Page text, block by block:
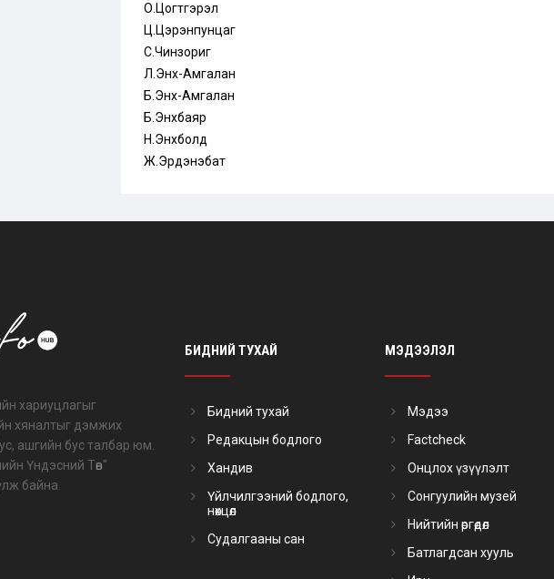
О.Цогтгэрэл
Ц.Цэрэнпунцаг
С.Чинзориг
Л.Энх-Амгалан
Б.Энх-Амгалан
Б.Энхбаяр
Н.Энхболд
Ж.Эрдэнэбат
хариуцлагыг
хяналтыг дэмжих
ашгийн бус талбар юм.
Үндэсний Төв"
байна.
БИДНИЙ ТУХАЙ
Бидний тухай
Редакцын бодлого
Хандив
Үйлчилгээний бодлого,
нөхцөл
Судалгааны сан
МЭДЭЭЛЭЛ
Мэдээ
Factcheck
Онцлох үзүүлэлт
Сонгуулийн музей
Нийтийн өргөдөл
Батлагдсан хууль